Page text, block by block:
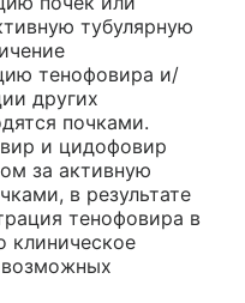
тубулярную
тенофовира и/
других
почками.
и цидофовир
за активную
в результате
тенофовира в
клиническое
возможных